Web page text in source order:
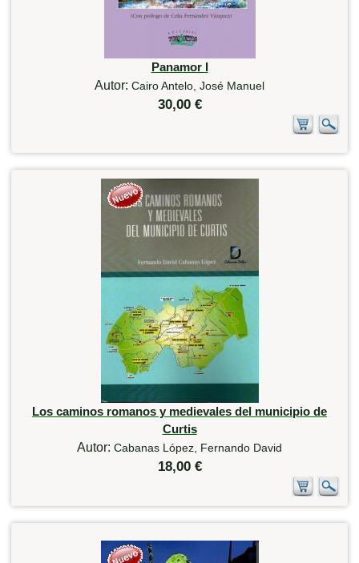
Panamor I
Autor: Cairo Antelo, José Manuel
30,00 €
Los caminos romanos y medievales del municipio de
Curtis
Autor: Cabanas López, Fernando David
18,00 €